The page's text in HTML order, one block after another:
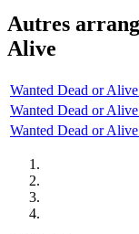
Autres
Alive
Wanted Dead or
Wanted Dead or
Wanted Dead or